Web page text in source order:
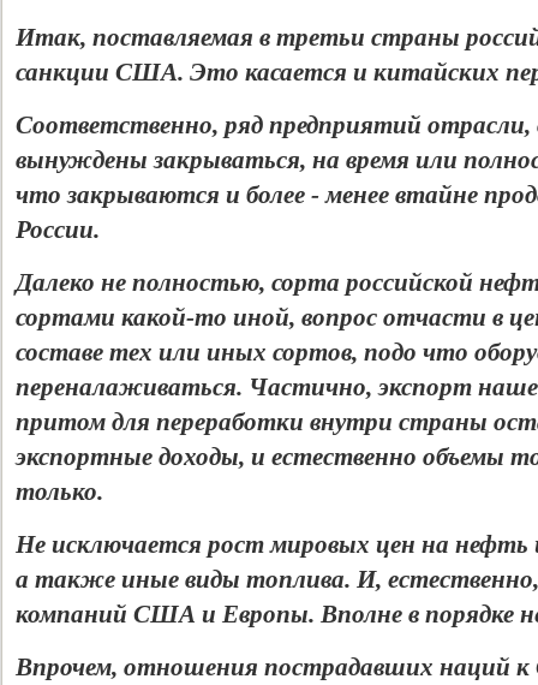
Итак, поставляемая в третьи страны
санкции США. Это касается и китайских
Соответственно, ряд предприятий
вынуждены закрываться, на время или
что закрываются и более - менее втайне
России.
Далеко не полностью, сорта российской
сортами какой-то иной, вопрос отчасти в
составе тех или иных сортов, подо что
переналаживаться. Частично, экспорт
притом для переработки внутри страны
экспортные доходы, и естественно объемы
только.
Не исключается рост мировых цен на нефть
а также иные виды топлива. И,
компаний США и Европы. Вполне в порядке
Впрочем, отношения пострадавших наций
Свидетельство